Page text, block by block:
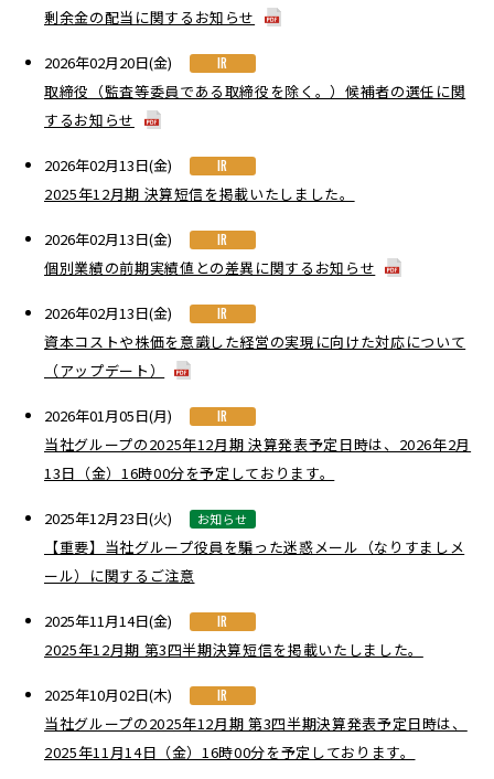
剰余金の配当に関するお知らせ
2026年02月20日(金) IR
取締役（監査等委員である取締役を除く。）候補者の選任に関
するお知らせ
2026年02月13日(金) IR
2025年12月期 決算短信を掲載いたしました。
2026年02月13日(金) IR
個別業績の前期実績値との差異に関するお知らせ
2026年02月13日(金) IR
資本コストや株価を意識した経営の実現に向けた対応について
（アップデート）
2026年01月05日(月) IR
当社グループの2025年12月期 決算発表予定日時は、2026年2月
13日（金）16時00分を予定しております。
2025年12月23日(火) お知らせ
【重要】当社グループ役員を騙った迷惑メール（なりすましメ
ール）に関するご注意
2025年11月14日(金) IR
2025年12月期 第3四半期決算短信を掲載いたしました。
2025年10月02日(木) IR
当社グループの2025年12月期 第3四半期決算発表予定日時は、
2025年11月14日（金）16時00分を予定しております。